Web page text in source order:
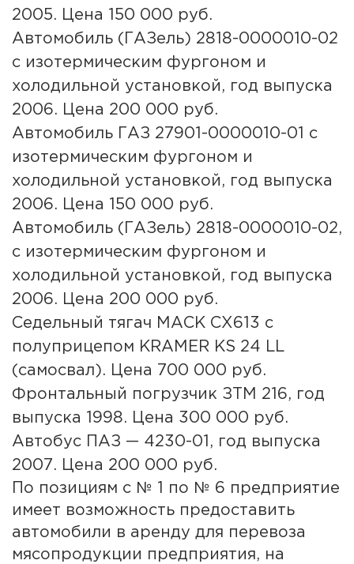
2005. Цена 150 000 руб.
Автомобиль (ГАЗель) 2818-0000010-02
с изотермическим фургоном и
холодильной установкой, год выпуска
2006. Цена 200 000 руб.
Автомобиль ГАЗ 27901-0000010-01 с
изотермическим фургоном и
холодильной установкой, год выпуска
2006. Цена 150 000 руб.
Автомобиль (ГАЗель) 2818-0000010-02,
с изотермическим фургоном и
холодильной установкой, год выпуска
2006. Цена 200 000 руб.
Седельный тягач MACK CX613 с
полуприцепом KRAMER KS 24 LL
(самосвал). Цена 700 000 руб.
Фронтальный погрузчик ЗТМ 216, год
выпуска 1998. Цена 300 000 руб.
Автобус ПАЗ — 4230-01, год выпуска
2007. Цена 200 000 руб.
По позициям с № 1 по № 6 предприятие
имеет возможность предоставить
автомобили в аренду для перевоза
мясопродукции предприятия, на